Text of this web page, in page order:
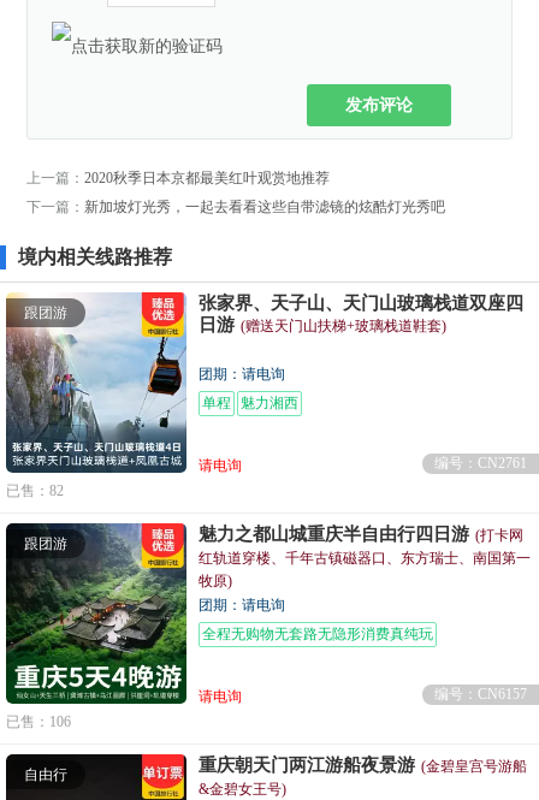
发布评论
上一篇：2020秋季日本京都最美红叶观赏地推荐
下一篇： 新加坡灯光秀，一起去看看这些自带滤镜的炫酷灯光秀吧
境内相关线路推荐
跟团游
张家界、天子山、天门山玻璃栈道双座四
日游 (赠送天门山扶梯+玻璃栈道鞋套)
团期：请电询
单程
魅力湘西
请电询
编号：CN2761
已售：82
跟团游 魅力之都山城重庆半自由行四日游 (打卡网
红轨道穿楼、千年古镇磁器口、东方瑞士、南国第一
牧原)
团期：请电询
全程无购物无套路无隐形消费真纯玩
请电询
编号：CN6157
已售：106
自由行 重庆朝天门两江游船夜景游 (金碧皇宫号游船
&金碧女王号)